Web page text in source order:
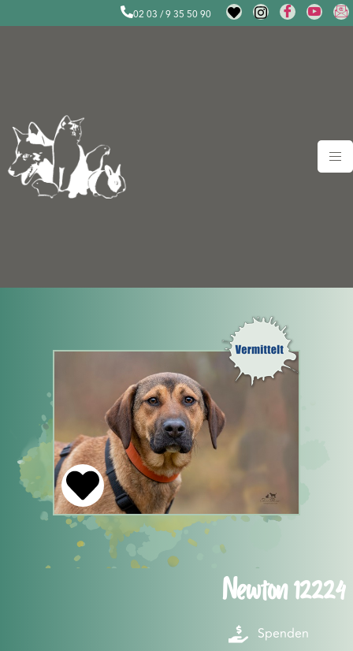
02 03 / 9 35 50 90
Newton 12224
Spenden